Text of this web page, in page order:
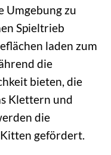
Umgebung zu
Spieltrieb
laden zum
die
bieten, die
Klettern und
die
gefördert.